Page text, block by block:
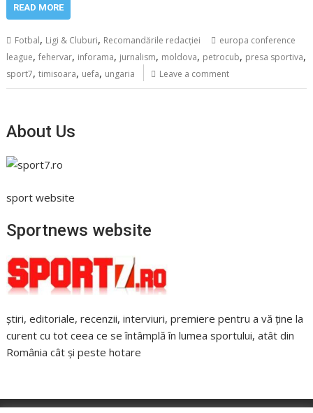
READ MORE
Fotbal, Ligi & Cluburi, Recomandările redacției
europa conference
league,fehervar, inforama, jurnalism, moldova, petrocub, presa sportiva,
sport7,timisoara, uefa, ungaria Leave a comment
About Us
sport website
Sportnews website
știri, editoriale, recenzii, interviuri, premiere pentru a vă ține la
curent cu tot ceea ce se întâmplă în lumea sportului, atât din
România cât și peste hotare